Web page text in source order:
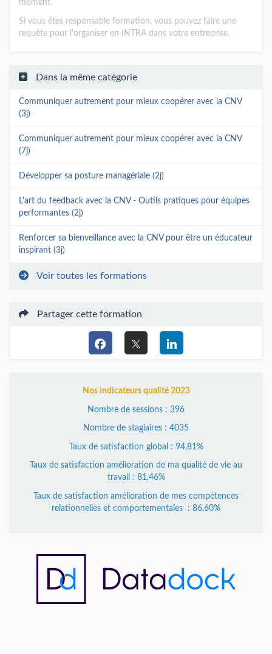
moment.
Si vous êtes responsable formation, vous pouvez faire une
requête pour l'organiser en INTRA dans votre entreprise.
Dans la même catégorie
Communiquer autrement pour mieux coopérer avec la CNV
(3j)
Communiquer autrement pour mieux coopérer avec la CNV
(7j)
Développer sa posture managériale (2j)
L'art du feedback avec la CNV - Outils pratiques pour équipes
performantes (2j)
Renforcer sa bienveillance avec la CNV pour être un éducateur
inspirant (3j)
Voir toutes les formations
Partager cette formation
Nos indicateurs qualité 2023
Nombre de sessions : 396
Nombre de stagiaires : 4035
Taux de satisfaction global : 94,81%
Taux de satisfaction amélioration de ma qualité de vie au
travail : 81,46%
Taux de satisfaction amélioration de mes compétences
relationnelles et comportementales : 86,60%